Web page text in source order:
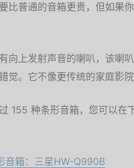
比普通的音箱更贵，但如果
向上发射声音的喇叭，该喇
觉。它不像更传统的家庭影
155 种条形音箱，您可以在
音箱：三星HW-Q990B